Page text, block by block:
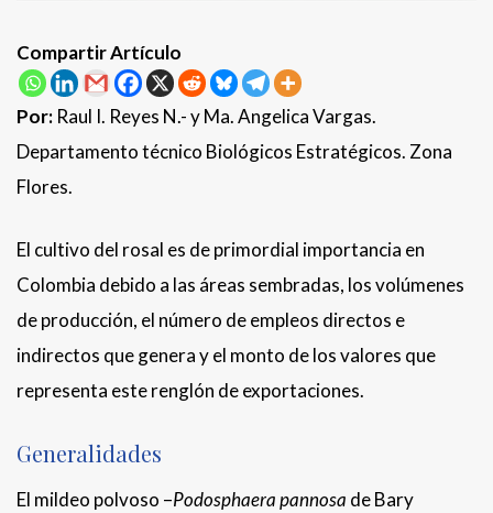
Compartir Artículo
Por: Raul I. Reyes N.- y Ma. Angelica Vargas.
Departamento técnico Biológicos Estratégicos. Zona
Flores.
El cultivo del rosal es de primordial importancia en
Colombia debido a las áreas sembradas, los volúmenes
de producción, el número de empleos directos e
indirectos que genera y el monto de los valores que
representa este renglón de exportaciones.
Generalidades
El mildeo polvoso –Podosphaera pannosa de Bary